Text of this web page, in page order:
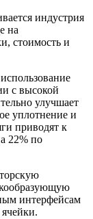
индустрия
на
стоимость и
с высокой
улучшает
уплотнение и
приводят к
22% по
интерфейсам